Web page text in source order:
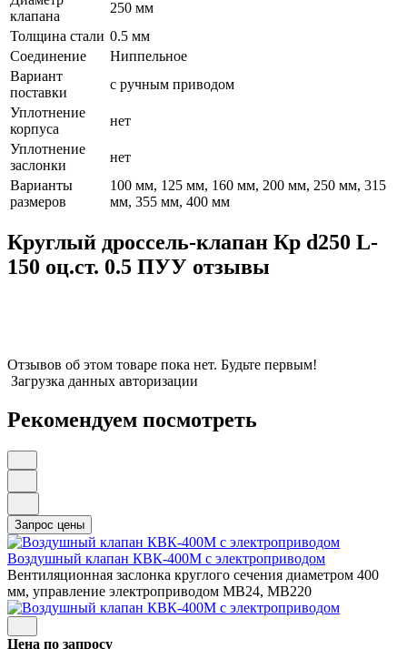
клапана
250 мм
Толщина стали 0.5 мм
Соединение
Ниппельное
Вариант
поставки
с ручным приводом
Уплотнение
корпуса
нет
Уплотнение
заслонки
нет
Варианты
размеров
100 мм, 125 мм, 160 мм, 200 мм, 250 мм, 315
мм, 355 мм, 400 мм
Круглый дроссель-клапан Кр d250 L-
150 оц.ст. 0.5 ПУУ отзывы
Отзывов об этом товаре пока нет. Будьте первым!
Загрузка данных авторизации
Рекомендуем посмотреть
Воздушный клапан КВК-400М с электроприводом
Вентиляционная заслонка круглого сечения диаметром 400
мм, управление электроприводом МВ24, МВ220
Цена по запросу